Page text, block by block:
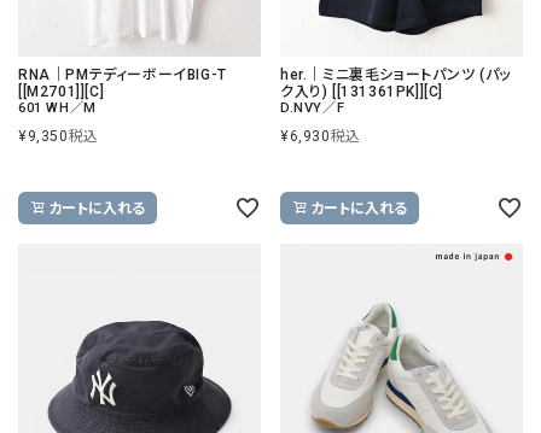
RNA｜PMテディーボーイBIG-T
[[M2701]][C]
601 WH／M
¥9,350税込
カートに入れる
her.｜ミニ裏毛ショートパンツ (パッ
ク入り) [[131361PK]][C]
D.NVY／F
¥6,930税込
カートに入れる